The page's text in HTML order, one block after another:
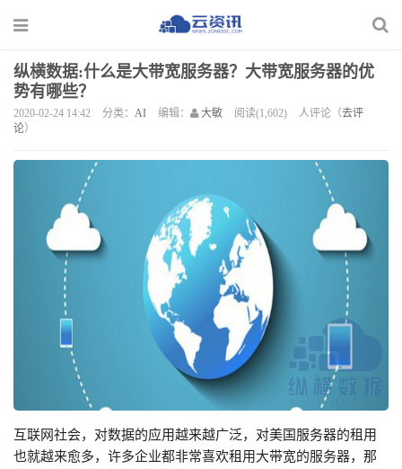
纵横数据:什么是大带宽服务器？大带宽服务器的优
势有哪些？
2020-02-24 14:42 分类： AI 编辑： 大敏 阅读(1,602) 人评论（去评
论）
互联网社会，对数据的应用越来越广泛，对美国服务器的租用
也就越来愈多，许多企业都非常喜欢租用大带宽的服务器，那